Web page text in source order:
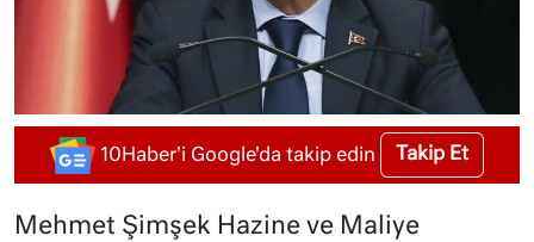
10Haber'i Google'da takip edin Takip Et
Mehmet Şimşek Hazine ve Maliye